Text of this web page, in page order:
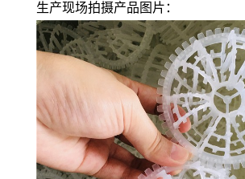
生产现场拍摄产品图片：